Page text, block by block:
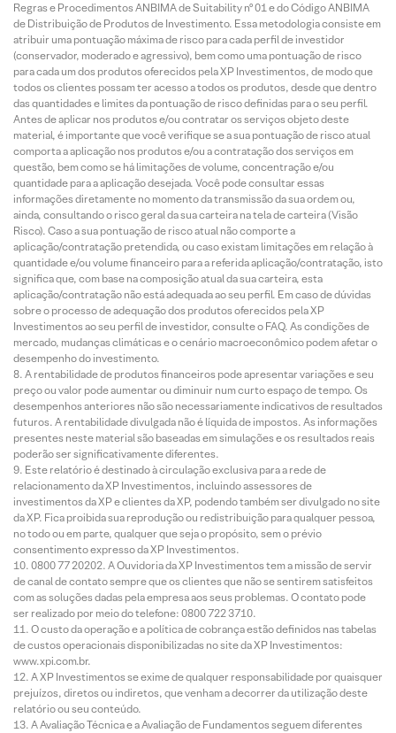
Regras e Procedimentos ANBIMA de Suitability nº 01 e do Código ANBIMA
de Distribuição de Produtos de Investimento. Essa metodologia consiste em
atribuir uma pontuação máxima de risco para cada perfil de investidor
(conservador, moderado e agressivo), bem como uma pontuação de risco
para cada um dos produtos oferecidos pela XP Investimentos, de modo que
todos os clientes possam ter acesso a todos os produtos, desde que dentro
das quantidades e limites da pontuação de risco definidas para o seu perfil.
Antes de aplicar nos produtos e/ou contratar os serviços objeto deste
material, é importante que você verifique se a sua pontuação de risco atual
comporta a aplicação nos produtos e/ou a contratação dos serviços em
questão, bem como se há limitações de volume, concentração e/ou
quantidade para a aplicação desejada. Você pode consultar essas
informações diretamente no momento da transmissão da sua ordem ou,
ainda, consultando o risco geral da sua carteira na tela de carteira (Visão
Risco). Caso a sua pontuação de risco atual não comporte a
aplicação/contratação pretendida, ou caso existam limitações em relação à
quantidade e/ou volume financeiro para a referida aplicação/contratação, isto
significa que, com base na composição atual da sua carteira, esta
aplicação/contratação não está adequada ao seu perfil. Em caso de dúvidas
sobre o processo de adequação dos produtos oferecidos pela XP
Investimentos ao seu perfil de investidor, consulte o FAQ. As condições de
mercado, mudanças climáticas e o cenário macroeconômico podem afetar o
desempenho do investimento.
A rentabilidade de produtos financeiros pode apresentar variações e seu
preço ou valor pode aumentar ou diminuir num curto espaço de tempo. Os
desempenhos anteriores não são necessariamente indicativos de resultados
futuros. A rentabilidade divulgada não é líquida de impostos. As informações
presentes neste material são baseadas em simulações e os resultados reais
poderão ser significativamente diferentes.
Este relatório é destinado à circulação exclusiva para a rede de
relacionamento da XP Investimentos, incluindo assessores de
investimentos da XP e clientes da XP, podendo também ser divulgado no site
da XP. Fica proibida sua reprodução ou redistribuição para qualquer pessoa,
no todo ou em parte, qualquer que seja o propósito, sem o prévio
consentimento expresso da XP Investimentos.
0800 77 20202. A Ouvidoria da XP Investimentos tem a missão de servir
de canal de contato sempre que os clientes que não se sentirem satisfeitos
com as soluções dadas pela empresa aos seus problemas. O contato pode
ser realizado por meio do telefone: 0800 722 3710.
O custo da operação e a política de cobrança estão definidos nas tabelas
de custos operacionais disponibilizadas no site da XP Investimentos:
www.xpi.com.br.
A XP Investimentos se exime de qualquer responsabilidade por quaisquer
prejuízos, diretos ou indiretos, que venham a decorrer da utilização deste
relatório ou seu conteúdo.
A Avaliação Técnica e a Avaliação de Fundamentos seguem diferentes